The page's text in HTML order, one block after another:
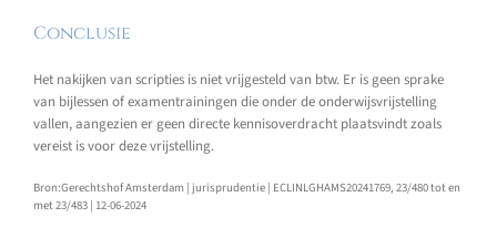
Conclusie
Het nakijken van scripties is niet vrijgesteld van btw. Er is geen sprake
van bijlessen of examentrainingen die onder de onderwijsvrijstelling
vallen, aangezien er geen directe kennisoverdracht plaatsvindt zoals
vereist is voor deze vrijstelling.
Bron:Gerechtshof Amsterdam | jurisprudentie | ECLINLGHAMS20241769, 23/480 tot en
met 23/483 | 12-06-2024